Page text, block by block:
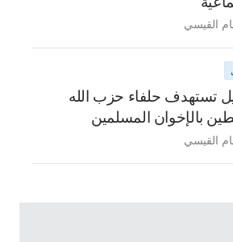
القيسي
تستهدف حلفاء حزب الله
بالإخوان المسلمين
القيسي